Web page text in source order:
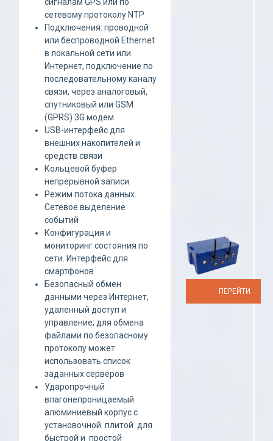
сетевому протоколу NTP
Подключения: проводной
или беспроводной Ethernet
в локальной сети или
Интернет, подключение по
последовательному каналу
связи, через аналоговый,
спутниковый или GSM
(GPRS) 3G модем
USB-интерфейс для
внешних накопителей и
средств связи
Кольцевой буфер
непрерывной записи
Режим потока данных.
Сетевое выделение
событий
Конфигурация и
мониторинг состояния по
сети. Интерфейс для
смартфонов
Безопасный обмен
данными через Интернет,
удаленный доступ и
управление; для обмена
файлами по безопасному
протоколу может
использовать список
заданных серверов
Ударопрочный
влагонепроницаемый
алюминиевый корпус с
установочной плитой для
быстрой и простой
ПЕРЕЙТИ